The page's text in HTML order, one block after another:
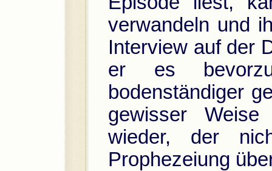
verwandeln und
Interview auf der
er es
bodenständiger
gewisser
wieder, der
Prophezeiung